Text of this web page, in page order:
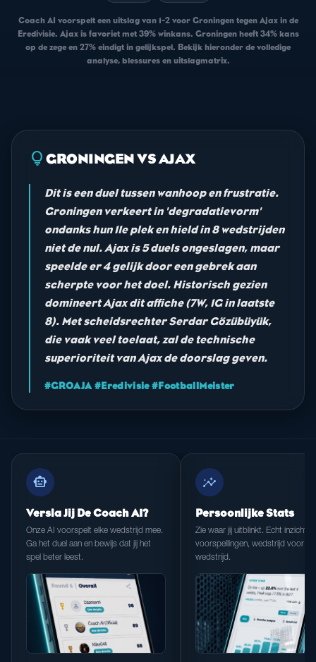
Coach AI voorspelt een uitslag van 1-2 voor Groningen tegen Ajax in de
Eredivisie. Ajax is favoriet met 39% winkans. Groningen heeft 34% kans
op de zege en 27% eindigt in gelijkspel. Bekijk hieronder de volledige
analyse, blessures en uitslagmatrix.
lightbulb GRONINGEN VS AJAX
Dit is een duel tussen wanhoop en frustratie.
Groningen verkeert in 'degradatievorm'
ondanks hun 11e plek en hield in 8 wedstrijden
niet de nul. Ajax is 5 duels ongeslagen, maar
speelde er 4 gelijk door een gebrek aan
scherpte voor het doel. Historisch gezien
domineert Ajax dit affiche (7W, 1G in laatste
8). Met scheidsrechter Serdar Gözübüyük,
die vaak veel toelaat, zal de technische
superioriteit van Ajax de doorslag geven.
#GROAJA #Eredivisie #FootballMeister
smart_toy
Versla Jij De Coach AI?
Onze AI voorspelt elke wedstrijd mee.
Ga het duel aan en bewijs dat jij het
spel beter leest.
insights
Persoonlijke Stats
Zie waar jij uitblinkt. Echt inzicht in
voorspellingen, wedstrijd voor
wedstrijd.